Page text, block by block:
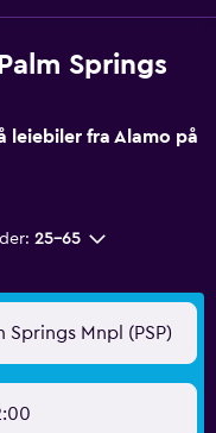
Springs
leiebiler fra Alamo på
25–65
Springs Mnpl (PSP)